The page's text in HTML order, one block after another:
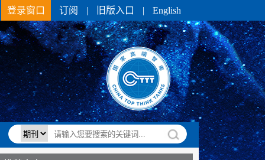
登录窗口 订阅 | 旧版入口 | English